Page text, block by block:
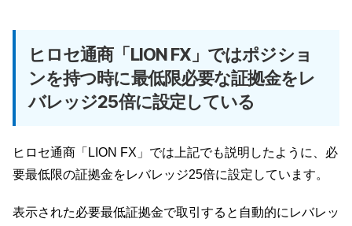
ヒロセ通商「LION FX」ではポジショ
ンを持つ時に最低限必要な証拠金をレ
バレッジ25倍に設定している
ヒロセ通商「LION FX」では上記でも説明したように、必
要最低限の証拠金をレバレッジ25倍に設定しています。
表示された必要最低証拠金で取引すると自動的にレバレッ